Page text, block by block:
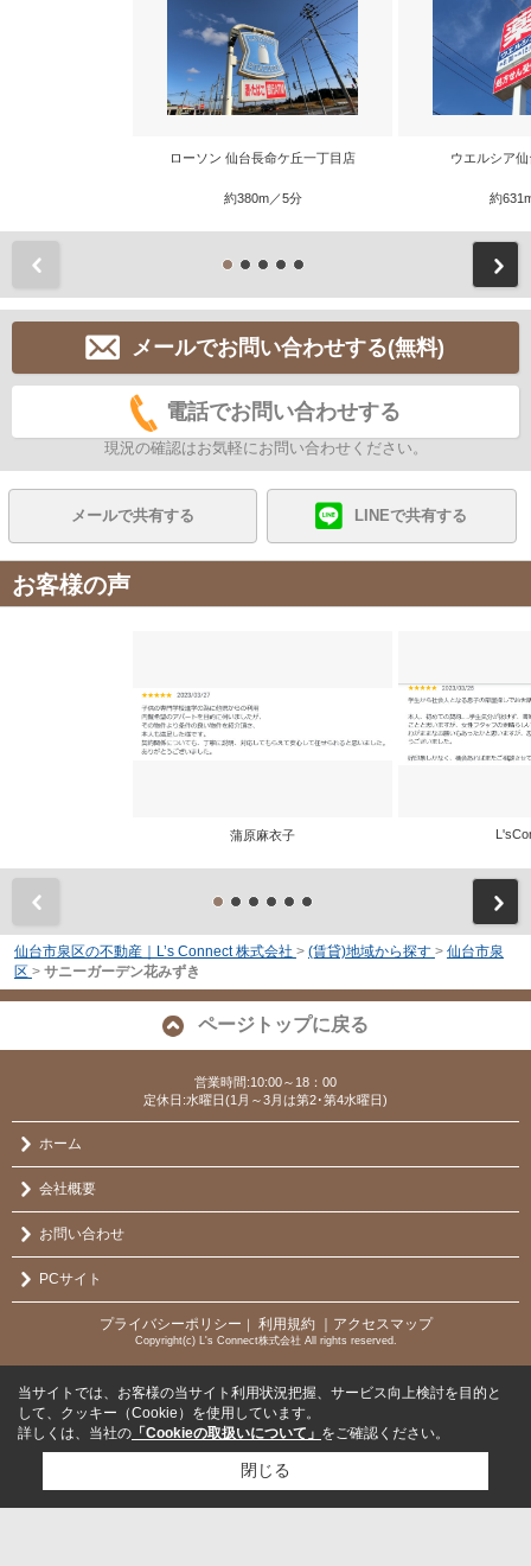
ローソン 仙台長命ケ丘一丁目店
約380m／5分
ウエルシア
約
メールでお問い合わせする(無料)
電話でお問い合わせする
現況の確認はお気軽にお問い合わせください。
メールで共有する LINEで共有する
お客様の声
蒲原麻衣子
仙台市泉区の不動産｜L’s Connect 株式会社 > (賃貸)地域から探す > 仙台市泉
区 > サニーガーデン花みずき
ページトップに戻る
営業時間:10:00～18：00
定休日:水曜日(1月～3月は第2･第4水曜日)
ホーム
会社概要
お問い合わせ
PCサイト
プライバシーポリシー 利用規約 ｜アクセスマップ
Copyright(c) L's Connect株式会社 All rights reserved.
当サイトでは、お客様の当サイト利用状況把握、サービス向上検討を目的と
して、クッキー（Cookie）を使用しています。
詳しくは、当社の 「Cookieの取扱いについて」 をご確認ください。
閉じる